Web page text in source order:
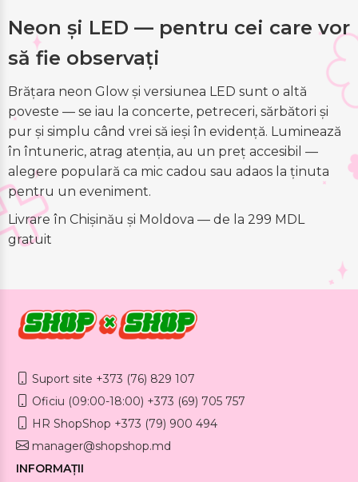
Neon și LED — pentru cei care vor
să fie observați
Brățara neon Glow și versiunea LED sunt o altă
poveste — se iau la concerte, petreceri, sărbători și
pur și simplu când vrei să ieși în evidență. Luminează
în întuneric, atrag atenția, au un preț accesibil —
alegere populară ca mic cadou sau adaos la ținuta
pentru un eveniment.
Livrare în Chișinău și Moldova — de la 299 MDL
gratuit
Suport site +373 (76) 829 107
Oficiu (09:00-18:00) +373 (69) 705 757
HR ShopShop +373 (79) 900 494
manager@shopshop.md
INFORMAȚII